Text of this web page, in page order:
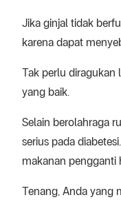
Jika ginjal tidak
karena dapat
Tak perlu diragukan
yang baik.
Selain berolahraga
serius pada
makanan pengganti
Tenang, Anda yang